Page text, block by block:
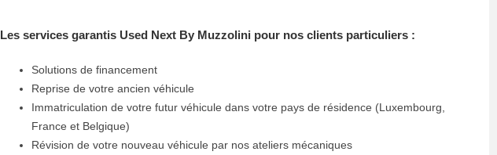
Les services garantis Used Next By Muzzolini pour nos clients particuliers :
Solutions de financement
Reprise de votre ancien véhicule
Immatriculation de votre futur véhicule dans votre pays de résidence (Luxembourg,
France et Belgique)
Révision de votre nouveau véhicule par nos ateliers mécaniques